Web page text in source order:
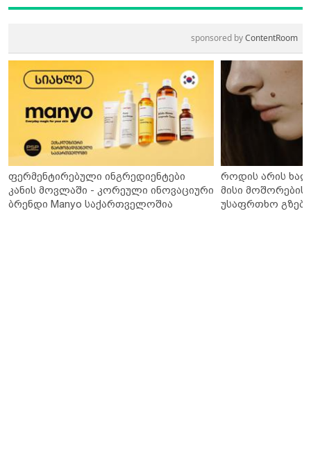
sponsored byContentRoom
ფერმენტირებული ინგრედიენტები
კანის მოვლაში - კორეული ინოვაციური
ბრენდი Manyo საქართველოშია
როდის არის
მისი მოშორების
უსაფრთხო გზები